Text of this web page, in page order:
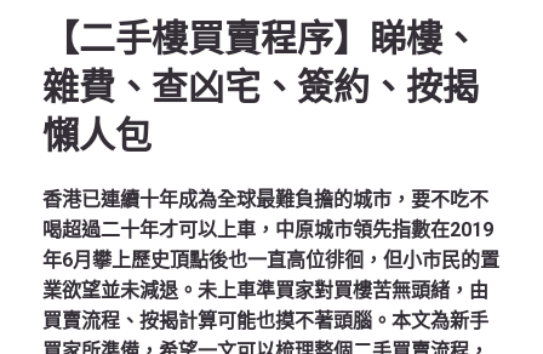
【二手樓買賣程序】睇樓、
雜費、查凶宅、簽約、按揭
懶人包
香港已連續十年成為全球最難負擔的城市，要不吃不
喝超過二十年才可以上車，中原城市領先指數在2019
年6月攀上歷史頂點後也一直高位徘徊，但小市民的置
業欲望並未減退。未上車準買家對買樓苦無頭緒，由
買賣流程、按揭計算可能也摸不著頭腦。本文為新手